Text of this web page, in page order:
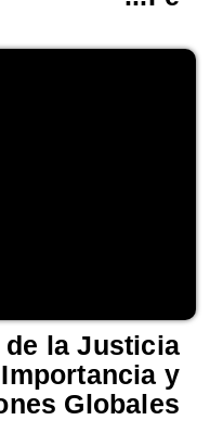
de la Justicia
y
Globales